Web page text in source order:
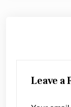
Leave a